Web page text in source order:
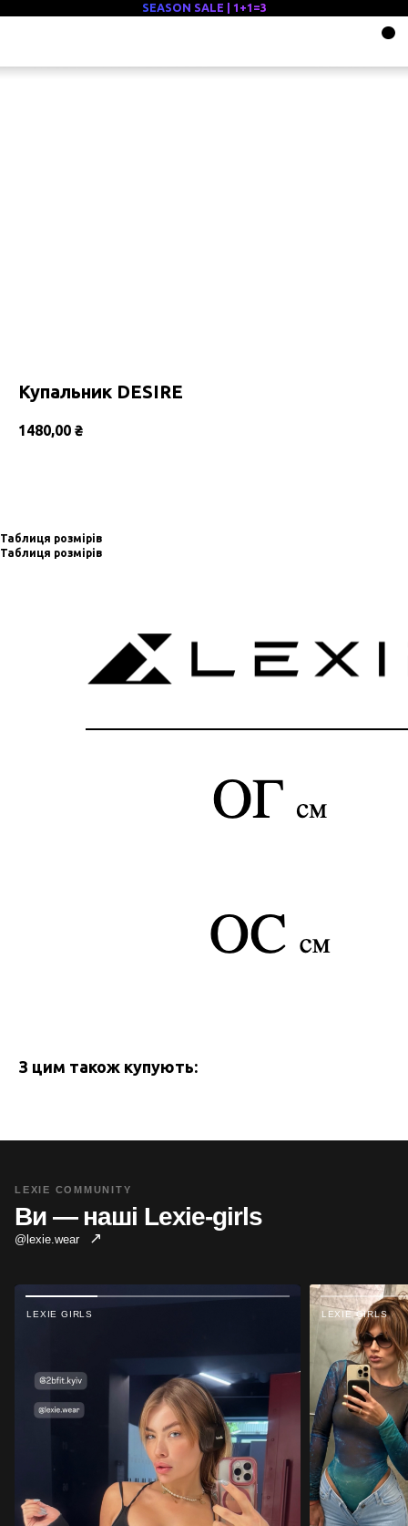
SEASON SALE | 1+1=3
Купальник DESIRE
1480,00 ₴
Таблиця розмірів
Таблиця розмірів
З цим також купують:
LEXIE COMMUNITY
Ви — наші Lexie-girls
@lexie.wear ↗
LEXIE GIRLS LEXIE GIRLS